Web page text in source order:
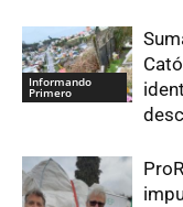
Informando
Primero